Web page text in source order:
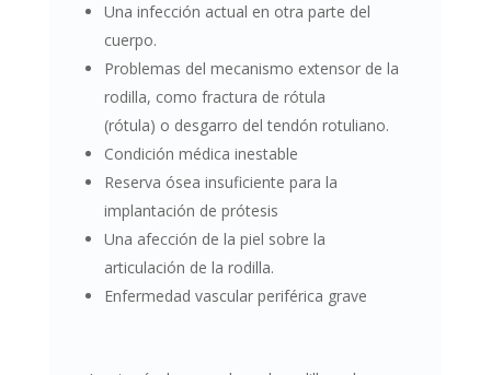
Una infección actual en otra parte del
cuerpo.
Problemas del mecanismo extensor de la
rodilla, como fractura de rótula
(rótula) o desgarro del tendón rotuliano.
Condición médica inestable
Reserva ósea insuficiente para la
implantación de prótesis
Una afección de la piel sobre la
articulación de la rodilla.
Enfermedad vascular periférica grave